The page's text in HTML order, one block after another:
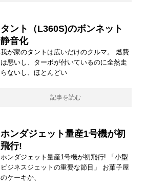
タント（L360S)のボンネット
静音化
我が家のタントは広いだけのクルマ。 燃費
は悪いし、ターボが付いているのに全然走
らないし、ほとんどい
記事を読む
ホンダジェット量産1号機が初
飛行!
ホンダジェット量産1号機が初飛行! 「小型
ビジネスジェットの重要な節目」 お菓子屋
のケーキか、